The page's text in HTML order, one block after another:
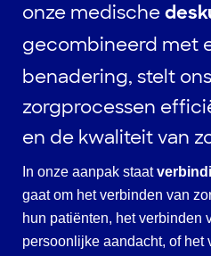
onze medische
gecombineerd met
benadering, stelt
zorgprocessen
en de kwaliteit van
In onze aanpak staat
gaat om het verbinden van
hun patiënten, het verbinden
persoonlijke aandacht, of